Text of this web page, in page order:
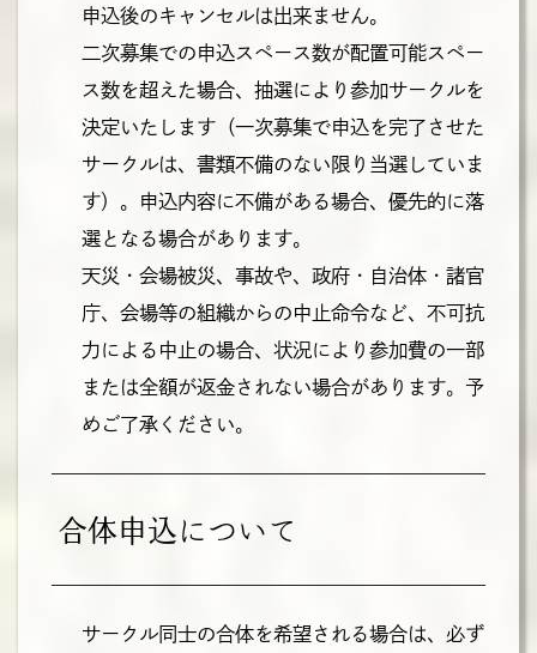
申込後のキャンセルは出来ません。
二次募集での申込スペース数が配置可能スペー
ス数を超えた場合、抽選により参加サークルを
決定いたします（一次募集で申込を完了させた
サークルは、書類不備のない限り当選していま
す）。申込内容に不備がある場合、優先的に落
選となる場合があります。
天災・会場被災、事故や、政府・自治体・諸官
庁、会場等の組織からの中止命令など、不可抗
力による中止の場合、状況により参加費の一部
または全額が返金されない場合があります。予
めご了承ください。
合体申込について
サークル同士の合体を希望される場合は、必ず